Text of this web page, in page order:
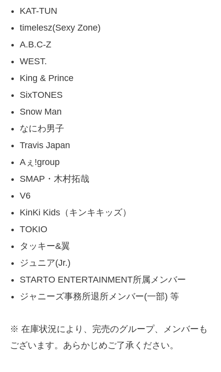
KAT-TUN
timelesz(Sexy Zone)
A.B.C-Z
WEST.
King & Prince
SixTONES
Snow Man
なにわ男子
Travis Japan
Aぇ!group
SMAP・木村拓哉
V6
KinKi Kids（キンキキッズ）
TOKIO
タッキー&翼
ジュニア(Jr.)
STARTO ENTERTAINMENT所属メンバー
ジャニーズ事務所退所メンバー(一部) 等
※ 在庫状況により、完売のグループ、メンバーも
ございます。あらかじめご了承ください。